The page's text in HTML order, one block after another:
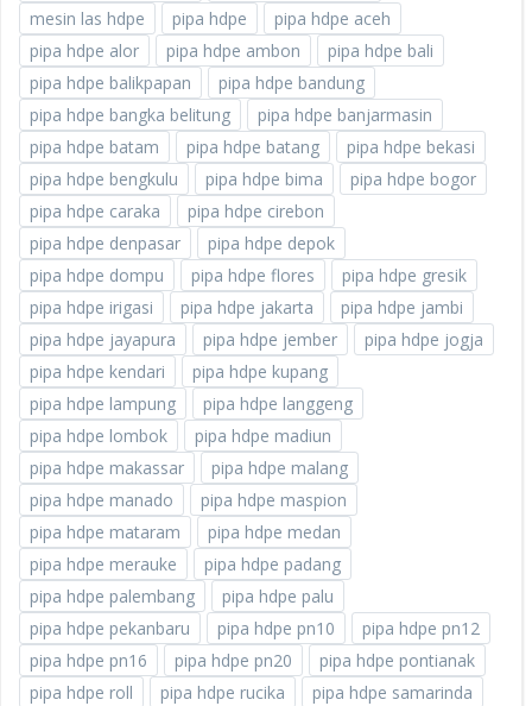
mesin las hdpe
pipa hdpe
pipa hdpe aceh
pipa hdpe alor
pipa hdpe ambon
pipa hdpe bali
pipa hdpe balikpapan
pipa hdpe bandung
pipa hdpe bangka belitung
pipa hdpe banjarmasin
pipa hdpe batam
pipa hdpe batang
pipa hdpe bekasi
pipa hdpe bengkulu
pipa hdpe bima
pipa hdpe bogor
pipa hdpe caraka
pipa hdpe cirebon
pipa hdpe denpasar
pipa hdpe depok
pipa hdpe dompu
pipa hdpe flores
pipa hdpe gresik
pipa hdpe irigasi
pipa hdpe jakarta
pipa hdpe jambi
pipa hdpe jayapura
pipa hdpe jember
pipa hdpe jogja
pipa hdpe kendari
pipa hdpe kupang
pipa hdpe lampung
pipa hdpe langgeng
pipa hdpe lombok
pipa hdpe madiun
pipa hdpe makassar
pipa hdpe malang
pipa hdpe manado
pipa hdpe maspion
pipa hdpe mataram
pipa hdpe medan
pipa hdpe merauke
pipa hdpe padang
pipa hdpe palembang
pipa hdpe palu
pipa hdpe pekanbaru
pipa hdpe pn10
pipa hdpe pn12
pipa hdpe pn16
pipa hdpe pn20
pipa hdpe pontianak
pipa hdpe roll
pipa hdpe rucika
pipa hdpe samarinda